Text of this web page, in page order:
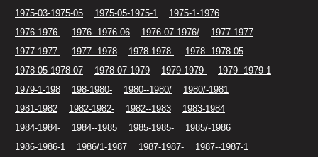
1975-03-1975-05
1975-05-1975-1
1975-1-1976
1976-1976-
1976--1976-06 1976-07-1976/
1977-1977
1977-1977-
1977--1978 1978-1978-
1978--1978-05
1978-05-1978-07
1978-07-1979 1979-1979-
1979--1979-1
1979-1-198
198-1980- 1980--1980/
1980/-1981
1981-1982
1982-1982- 1982--1983
1983-1984
1984-1984-
1984--1985 1985-1985-
1985/-1986
1986-1986-1
1986/1-1987 1987-1987-
1987--1987-1